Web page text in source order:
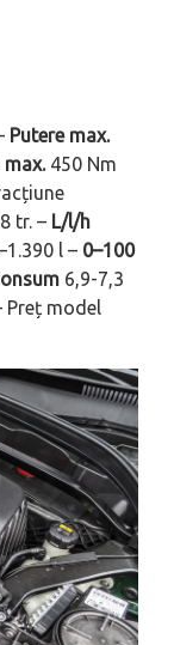
Putere max.
max.450 Nm
tr. – L/l/h
l – 0–100
6,9-7,3
Preț model